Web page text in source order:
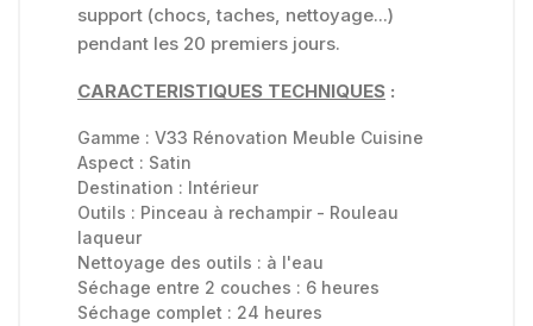
support (chocs, taches, nettoyage...)
pendant les 20 premiers jours.
CARACTERISTIQUES TECHNIQUES :
Gamme : V33 Rénovation Meuble Cuisine
Aspect : Satin
Destination : Intérieur
Outils : Pinceau à rechampir - Rouleau
laqueur
Nettoyage des outils : à l'eau
Séchage entre 2 couches : 6 heures
Séchage complet : 24 heures